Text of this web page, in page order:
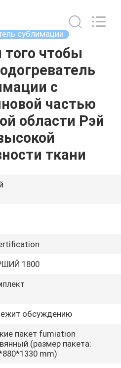
сублимации
того чтобы
с
частью
области Рэй
ткани
1800
обсуждению
пакет fumiation
(размер пакета:
mm)